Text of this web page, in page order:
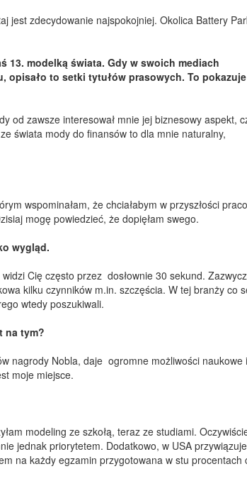
jest zdecydowanie najspokojniej. Okolica Battery
13. modelką świata. Gdy w swoich mediach
opisało to setki tytułów prasowych. To
od zawsze interesował mnie jej biznesowy aspekt,
świata mody do finansów to dla mnie naturalny,
wspominałam, że chciałabym w przyszłości
mogę powiedzieć, że dopięłam swego.
wygląd.
Cię często przez dosłownie 30 sekund.
kilku czynników m.in. szczęścia. W tej branży co
wtedy poszukiwali.
na tym?
nagrody Nobla, daje ogromne możliwości naukowe i
moje miejsce.
modeling ze szkołą, teraz ze studiami.
jednak priorytetem. Dodatkowo, w USA
na każdy egzamin przygotowana w stu procentach